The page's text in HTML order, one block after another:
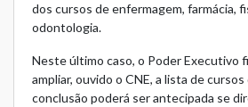
dos cursos de enfermagem, farmácia,
odontologia.
Neste último caso, o Poder Executivo
ampliar, ouvido o CNE, a lista de
conclusão poderá ser antecipada se